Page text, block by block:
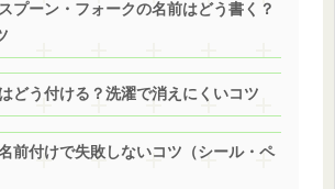
プーン・フォークの名前はどう書く？
どう付ける？洗濯で消えにくいコツ
前付けで失敗しないコツ（シール・ペ